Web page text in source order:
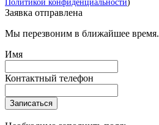
Заявка отправлена
Мы перезвоним в ближайшее время.
Имя
Контактный телефон
Записаться